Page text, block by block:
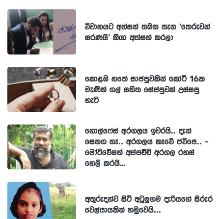
විවාහයට අත්සන් තබන තැන ‘තෙරුවන්
සරණයි’ කියා අත්සන් කරලා
කොළඹ හතේ සාප්පුවකින් කෝටි 16ක
මැණික් ගල් සහිත සේප්පුවක් උස්සපු
හැටි
ගොල්ෆේස් අරගලය ඉවරයි.. දැන්
සෙනග නෑ.. අරගලය කෑවේ ජවිපෙ.. -
මෝටිවේෂන් අප්පච්චි අරගල රහස්
හෙලි කරයි…
අතුරුදන්ව සිටි අටුලුගම දැරියගේ සිරුර
වෙල්යායකින් හමුවෙයි...